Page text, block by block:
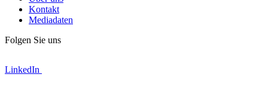
Kontakt
Mediadaten
Folgen Sie uns
LinkedIn